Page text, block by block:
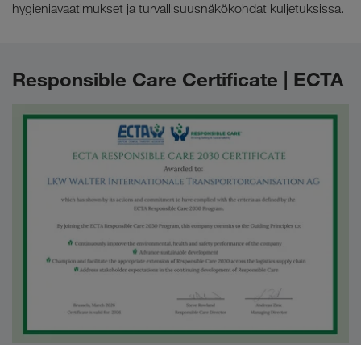
hygieniavaatimukset ja turvallisuusnäkökohdat kuljetuksissa.
Responsible Care Certificate | ECTA